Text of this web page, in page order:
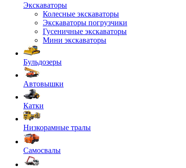
Экскаваторы
Колесные экскаваторы
Экскаваторы погрузчики
Гусеничные экскаваторы
Мини экскаваторы
Бульдозеры
Автовышки
Катки
Низкорамные тралы
Самосвалы